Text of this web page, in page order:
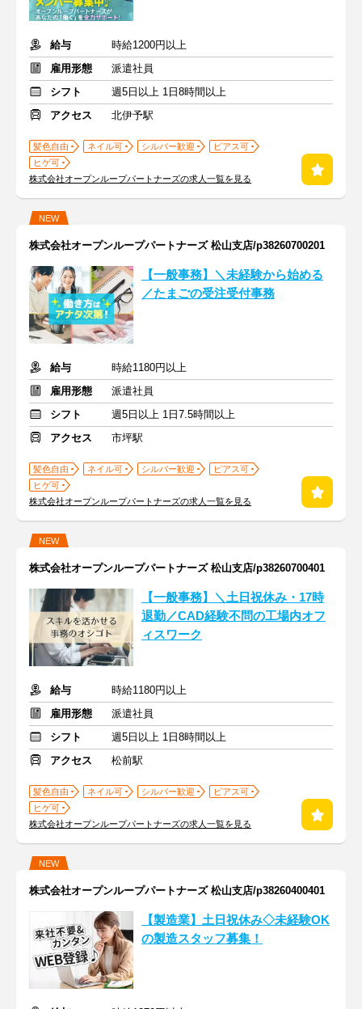
給与
時給1200円以上
雇用形態
派遣社員
シフト
週5日以上 1日8時間以上
アクセス
北伊予駅
髪色自由 ネイル可 シルバー歓迎
ピアス可
ヒゲ可
株式会社オープンループパートナーズの求人一覧を見る
NEW
株式会社オープンループパートナーズ 松山支店/p38260700201
【一般事務】＼未経験から始める
／たまごの受注受付事務
給与
時給1180円以上
雇用形態
派遣社員
シフト
週5日以上 1日7.5時間以上
アクセス
市坪駅
髪色自由 ネイル可 シルバー歓迎
ピアス可
ヒゲ可
株式会社オープンループパートナーズの求人一覧を見る
NEW
株式会社オープンループパートナーズ 松山支店/p38260700401
【一般事務】＼土日祝休み・17時
退勤／CAD経験不問の工場内オフ
ィスワーク
給与
時給1180円以上
雇用形態
派遣社員
シフト
週5日以上 1日8時間以上
アクセス
松前駅
髪色自由 ネイル可 シルバー歓迎
ピアス可
ヒゲ可
株式会社オープンループパートナーズの求人一覧を見る
NEW
株式会社オープンループパートナーズ 松山支店/p38260400401
【製造業】土日祝休み◇未経験OK
の製造スタッフ募集！